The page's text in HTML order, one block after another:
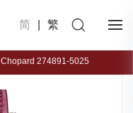
简 繁
Chopard 274891-5025